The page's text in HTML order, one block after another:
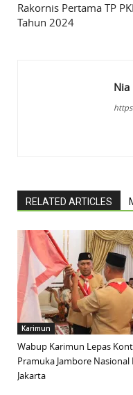
Rakornis Pertama TP
Tahun 2024
Nia
RELATED ARTICLES
Karimun
Wabup Karimun Lepas
Pramuka Jambore Nasional
Jakarta